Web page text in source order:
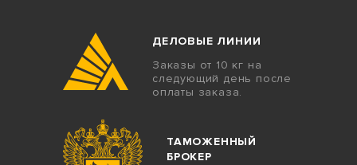
ДЕЛОВЫЕ ЛИНИИ
Заказы от 10 кг на
следующий день после
оплаты заказа.
ТАМОЖЕННЫЙ
БРОКЕР